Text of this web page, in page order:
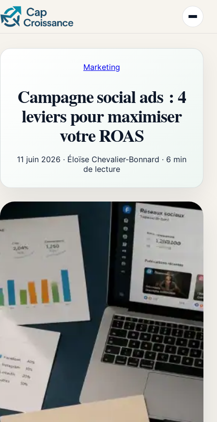
Marketing
Campagne social ads : 4
leviers pour maximiser
votre ROAS
11 juin 2026 · Éloïse Chevalier-Bonnard · 6 min
de lecture